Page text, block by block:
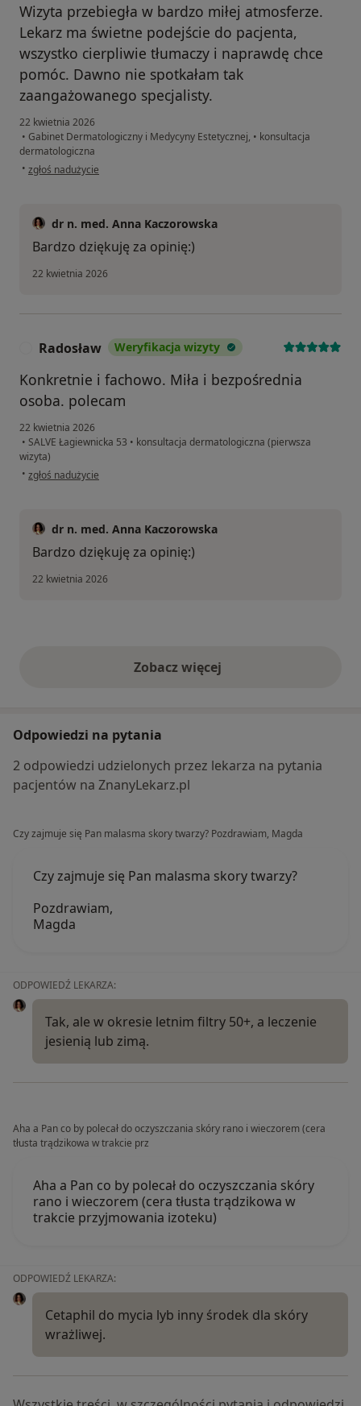
Wizyta przebiegła w bardzo miłej atmosferze.
Lekarz ma świetne podejście do pacjenta,
wszystko cierpliwie tłumaczy i naprawdę chce
pomóc. Dawno nie spotkałam tak
zaangażowanego specjalisty.
22 kwietnia 2026
• Gabinet Dermatologiczny i Medycyny Estetycznej, • konsultacja
dermatologiczna
• w opinii użytkownika A L-K
zgłoś nadużycie
dr n. med. Anna Kaczorowska
Bardzo dziękuję za opinię:)
22 kwietnia 2026
Radosław Weryfikacja wizyty
Konkretnie i fachowo. Miła i bezpośrednia
osoba. polecam
22 kwietnia 2026
• SALVE Łagiewnicka 53 • konsultacja dermatologiczna (pierwsza
wizyta)
• w opinii użytkownika Radosław
zgłoś nadużycie
dr n. med. Anna Kaczorowska
Bardzo dziękuję za opinię:)
22 kwietnia 2026
Zobacz więcejopinie powyżej
Odpowiedzi na pytania
2 odpowiedzi udzielonych przez lekarza na pytania
pacjentów na ZnanyLekarz.pl
Czy zajmuje się Pan malasma skory twarzy? Pozdrawiam, Magda
Czy zajmuje się Pan malasma skory twarzy?
Pozdrawiam,
Magda
ODPOWIEDŹ LEKARZA:
Tak, ale w okresie letnim filtry 50+, a leczenie
jesienią lub zimą.
Aha a Pan co by polecał do oczyszczania skóry rano i wieczorem (cera
tłusta trądzikowa w trakcie prz
Aha a Pan co by polecał do oczyszczania skóry
rano i wieczorem (cera tłusta trądzikowa w
trakcie przyjmowania izoteku)
ODPOWIEDŹ LEKARZA:
Cetaphil do mycia lyb inny środek dla skóry
wrażliwej.